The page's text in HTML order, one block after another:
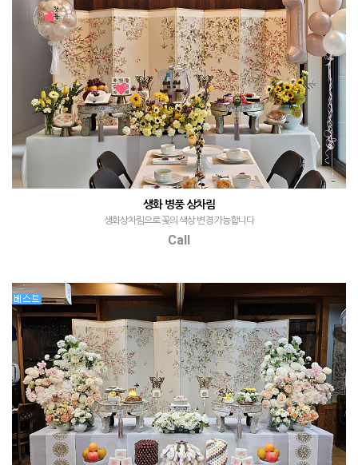
생화 병풍 상차림
생화상차림으로 꽃의 색상 변경 가능합니다
Call